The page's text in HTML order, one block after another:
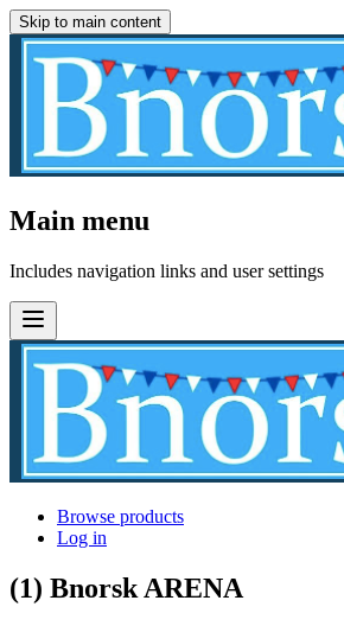
Skip to main content
Main menu
Includes navigation links and user settings
Browse products
Log in
(1) Bnorsk ARENA